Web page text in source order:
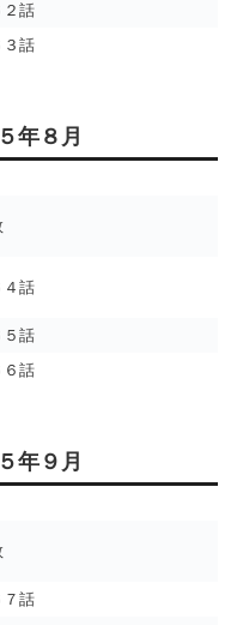
２話
３話
年８月
４話
５話
６話
年９月
７話